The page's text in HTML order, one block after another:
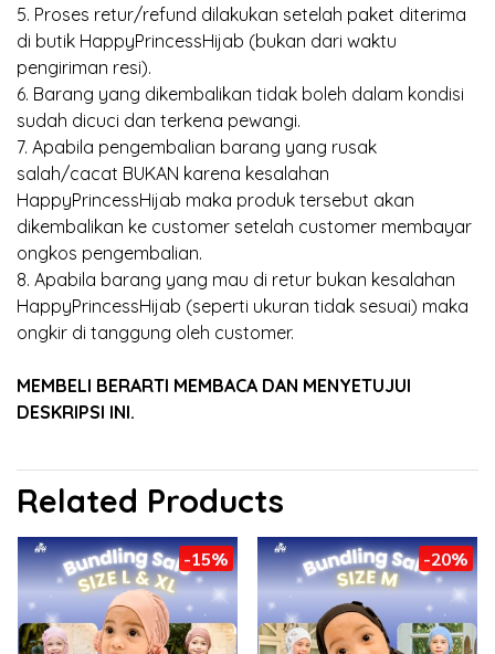
5. Proses retur/refund dilakukan setelah paket diterima
di butik HappyPrincessHijab (bukan dari waktu
pengiriman resi).
6. Barang yang dikembalikan tidak boleh dalam kondisi
sudah dicuci dan terkena pewangi.
7. Apabila pengembalian barang yang rusak
salah/cacat BUKAN karena kesalahan
HappyPrincessHijab maka produk tersebut akan
dikembalikan ke customer setelah customer membayar
ongkos pengembalian.
8. Apabila barang yang mau di retur bukan kesalahan
HappyPrincessHijab (seperti ukuran tidak sesuai) maka
ongkir di tanggung oleh customer.
MEMBELI BERARTI MEMBACA DAN MENYETUJUI
DESKRIPSI INI.
Related Products
-15% -20%